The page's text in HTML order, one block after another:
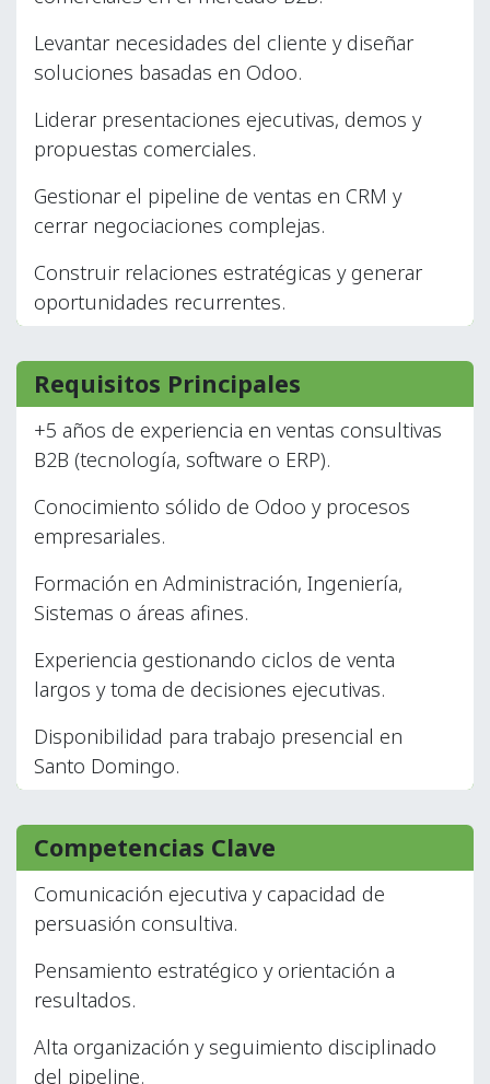
Levantar necesidades del cliente y diseñar
soluciones basadas en Odoo.
Liderar presentaciones ejecutivas, demos y
propuestas comerciales.
Gestionar el pipeline de ventas en CRM y
cerrar negociaciones complejas.
Construir relaciones estratégicas y generar
oportunidades recurrentes.
Requisitos Principales
+5 años de experiencia en ventas consultivas
B2B (tecnología, software o ERP).
Conocimiento sólido de Odoo y procesos
empresariales.
Formación en Administración, Ingeniería,
Sistemas o áreas afines.
Experiencia gestionando ciclos de venta
largos y toma de decisiones ejecutivas.
Disponibilidad para trabajo presencial en
Santo Domingo.
Competencias Clave
Comunicación ejecutiva y capacidad de
persuasión consultiva.
Pensamiento estratégico y orientación a
resultados.
Alta organización y seguimiento disciplinado
del pipeline.